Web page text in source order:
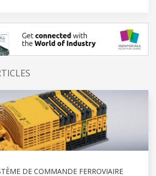
DE COMMANDE FERROVIAIRE